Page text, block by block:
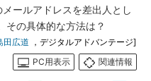
ールアドレスを差出人とし
その具体的な方法は？
田広道 ，デジタルアドバンテージ]
PC用表示
関連情報